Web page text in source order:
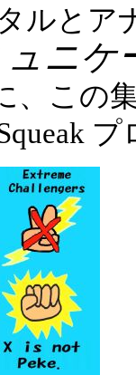
ルとア
ュニケ
、この